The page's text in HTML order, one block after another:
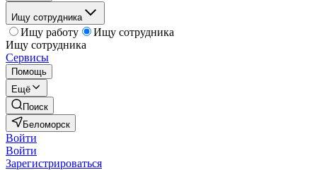
Ищу сотрудника
Ищу работу
Ищу сотрудника
Ищу сотрудника
Сервисы
Помощь
Ещё
Поиск
Беломорск
Войти
Войти
Зарегистрироваться